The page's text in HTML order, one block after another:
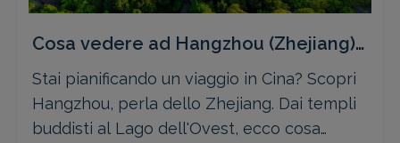
Cosa vedere ad Hangzhou (Zhejiang):
le attrazioni più famose
Stai pianificando un viaggio in Cina? Scopri
Hangzhou, perla dello Zhejiang. Dai templi
buddisti al Lago dell'Ovest, ecco cosa